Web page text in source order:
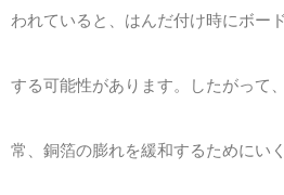
われていると、はんだ付け時にボー
する可能性があります。したがって
常、銅箔の膨れを緩和するためにい